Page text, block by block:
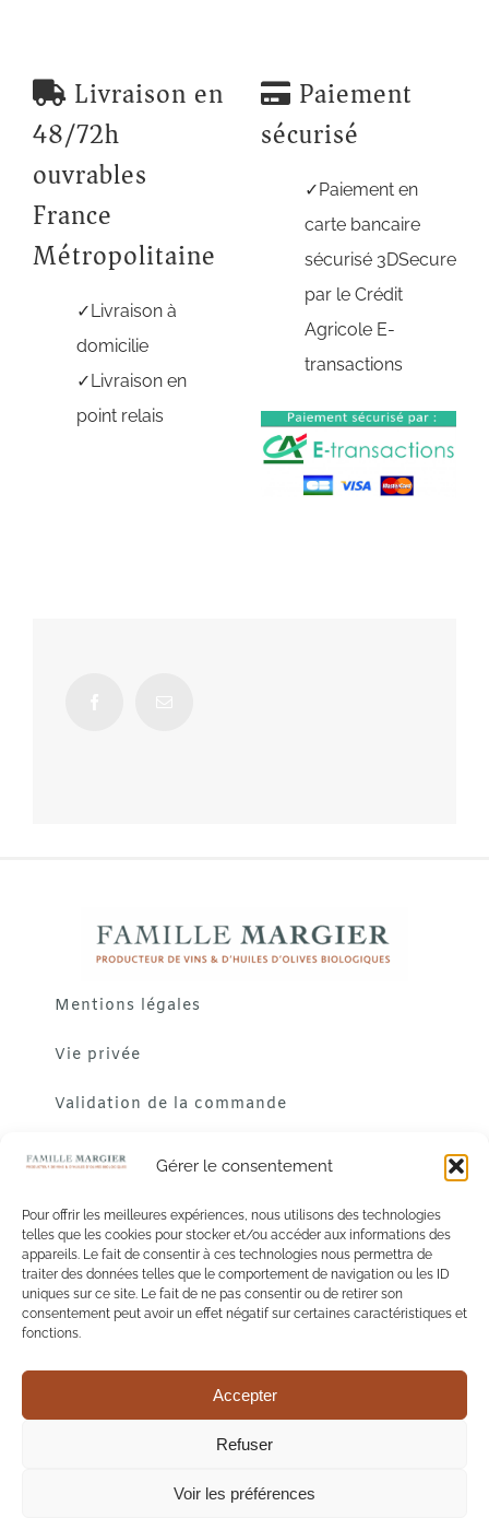
Gérer le consentement
Pour offrir les meilleures expériences, nous utilisons des technologies
telles que les cookies pour stocker et/ou accéder aux informations des
appareils. Le fait de consentir à ces technologies nous permettra de
traiter des données telles que le comportement de navigation ou les ID
uniques sur ce site. Le fait de ne pas consentir ou de retirer son
consentement peut avoir un effet négatif sur certaines caractéristiques et
fonctions.
Accepter
Refuser
Voir les préférences
Livraison en
48/72h
ouvrables
France
Métropolitaine
Livraison à
domicilie
Livraison en
point relais
Paiement
sécurisé
Paiement en
carte bancaire
sécurisé 3DSecure
par le Crédit
Agricole E-
transactions
Mentions légales
Vie privée
Validation de la commande
L'abus d'alcool est dangereux pour la santé. A consommer
avec modération.
© Copyright 2019 - Tout droits réservés